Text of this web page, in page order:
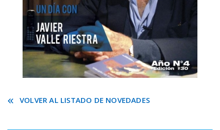
VOLVER AL LISTADO DE NOVEDADES